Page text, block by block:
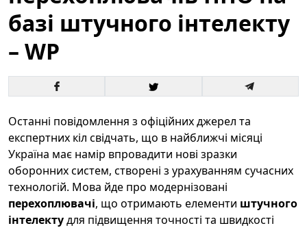
базі штучного інтелекту
– WP
Останні повідомлення з офіційних джерел та
експертних кіл свідчать, що в найближчі місяці
Україна має намір впровадити нові зразки
оборонних систем, створені з урахуванням сучасних
технологій. Мова йде про модернізовані
перехоплювачі, що отримають елементи штучного
інтелектудля підвищення точності та швидкості